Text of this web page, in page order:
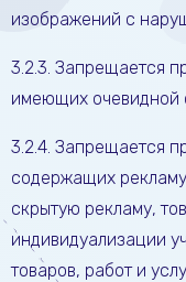
изображений с
3.2.3. Запрещается
имеющих очевидной
3.2.4. Запрещается
содержащих
скрытую рекламу,
индивидуализации
товаров, работ и